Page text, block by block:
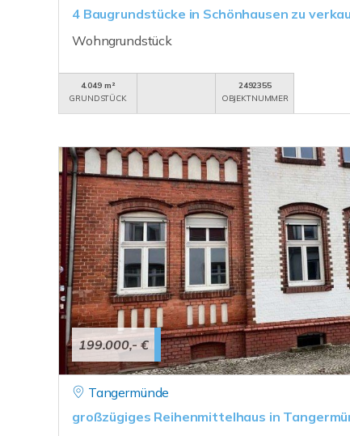
4 Baugrundstücke in Schönhausen zu
Wohngrundstück
4.049 m²
GRUNDSTÜCK
2492355
OBJEKTNUMMER
199.000,- €
Tangermünde
großzügiges Reihenmittelhaus in